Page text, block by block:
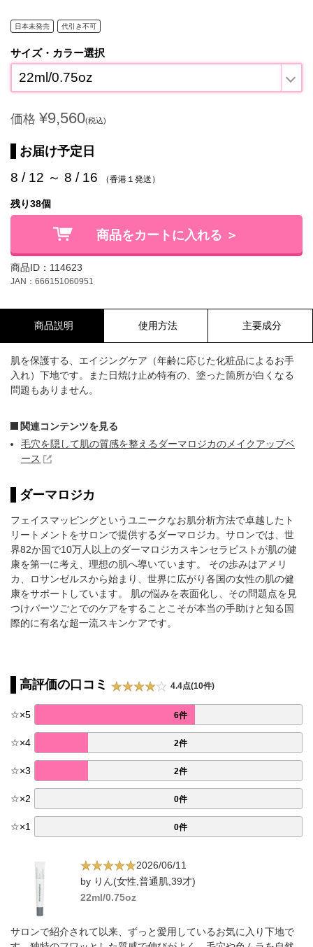
日本未発売 代引き不可
サイズ・カラー選択
22ml/0.75oz
価格 ¥9,560(税込)
お届け予定日
8 / 12 ～ 8 / 16 （香港１発送）
残り38個
商品をカートに入れる ＞
商品ID：114623
JAN：666151060951
商品説明 使用方法 主要成分
肌を保護する、エイジングケア（年齢に応じた化粧品によるお手
入れ）下地です。また日焼け止め特有の、塗った箇所が白くなる
問題もありません。
関連コンテンツを見る
毛穴を隠して肌の質感を整えるダーマロジカのメイクアップベ
ース
ダーマロジカ
フェイスマッピングというユニークなお肌分析方法で卓越したト
リートメントをサロンで提供するダーマロジカ。サロンでは、世
界82か国で10万人以上のダーマロジカスキンセラピストが肌の健
康を第一に考え、理想の肌へ導いています。 その歩みはアメリ
カ、ロサンゼルスから始まり、世界に広がり各国の女性の肌の健
康をサポートしています。 肌の悩みを表面化し、その問題点を見
つけパーツごとでのケアをすることこそが本当の手助けと知る国
際的に有名な超一流スキンケアです。
高評価の口コミ 4.4点(10件)
☆×5 6件
☆×4 2件
☆×3 2件
☆×2 0件
☆×1 0件
2026/06/11
by りん(女性,普通肌,39才)
22ml/0.75oz
サロンで紹介されて以来、ずっと愛用しているお気に入り下地で